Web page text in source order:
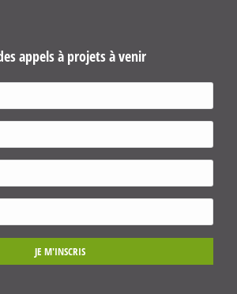
appels à projets à venir
JE M'INSCRIS